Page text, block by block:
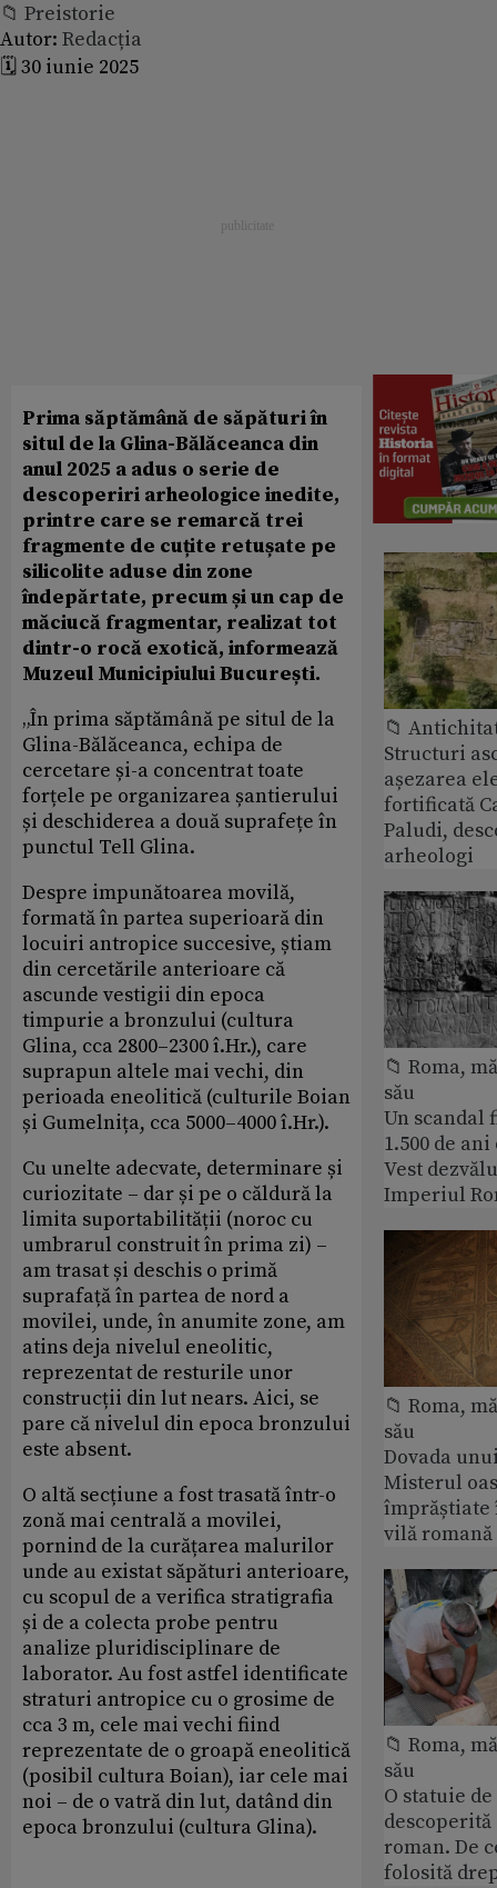
📁 Preistorie
Autor: Redacția
🗓️ 30 iunie 2025
Prima săptămână de săpături în
situl de la Glina-Bălăceanca din
anul 2025 a adus o serie de
descoperiri arheologice inedite,
printre care se remarcă trei
fragmente de cuțite retușate pe
silicolite aduse din zone
îndepărtate, precum și un cap de
măciucă fragmentar, realizat tot
dintr-o rocă exotică, informează
Muzeul Municipiului București.
„În prima săptămână pe situl de la
Glina-Bălăceanca, echipa de
cercetare și-a concentrat toate
forțele pe organizarea șantierului
și deschiderea a două suprafețe în
punctul Tell Glina.
Despre impunătoarea movilă,
formată în partea superioară din
locuiri antropice succesive, știam
din cercetările anterioare că
ascunde vestigii din epoca
timpurie a bronzului (cultura
Glina, cca 2800–2300 î.Hr.), care
suprapun altele mai vechi, din
perioada eneolitică (culturile Boian
și Gumelnița, cca 5000–4000 î.Hr.).
Cu unelte adecvate, determinare și
curiozitate – dar și pe o căldură la
limita suportabilității (noroc cu
umbrarul construit în prima zi) –
am trasat și deschis o primă
suprafață în partea de nord a
movilei, unde, în anumite zone, am
atins deja nivelul eneolitic,
reprezentat de resturile unor
construcții din lut nears. Aici, se
pare că nivelul din epoca bronzului
este absent.
O altă secțiune a fost trasată într-o
zonă mai centrală a movilei,
pornind de la curățarea malurilor
unde au existat săpături anterioare,
cu scopul de a verifica stratigrafia
și de a colecta probe pentru
analize pluridisciplinare de
laborator. Au fost astfel identificate
straturi antropice cu o grosime de
cca 3 m, cele mai vechi fiind
reprezentate de o groapă eneolitică
(posibil cultura Boian), iar cele mai
noi – de o vatră din lut, datând din
epoca bronzului (cultura Glina).
📁
Structuri
așezarea
fortificată
Paludi,
arheologi
📁 Roma,
său
Un scandal
1.500 de
Vest
Imperiul
📁 Roma,
său
Dovada
Misterul
împrăștiate
vilă romană
📁 Roma,
său
O statuie
roman. De
folosită